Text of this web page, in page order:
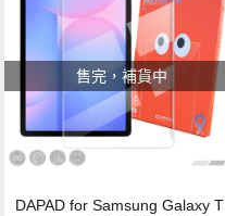
售完，補貨中
DAPAD for Samsung Galaxy T